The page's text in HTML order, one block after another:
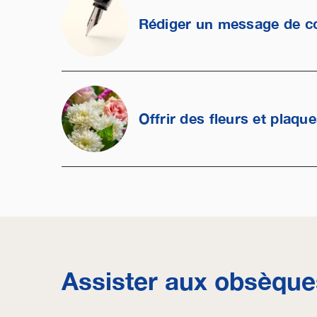
Rédiger un message de
Offrir des fleurs et
Assister aux